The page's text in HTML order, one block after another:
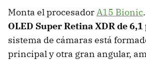
Monta el procesadorA15 Bionic
OLED Super Retina XDR de
sistema de cámaras está
principal y otra gran angular,